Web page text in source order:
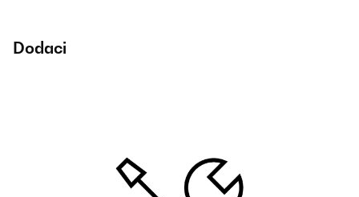
Dodaci